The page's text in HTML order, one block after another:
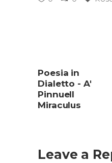
Poesia in
Dialetto - A'
Pinnuell
Miraculus
Leave a